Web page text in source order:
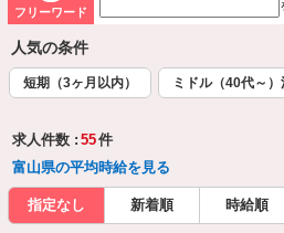
フリーワード
人気の条件
短期（3ヶ月以内） ミドル（40代～）
求人件数 : 55件
富山県の平均時給を見る
指定なし 新着順 時給順